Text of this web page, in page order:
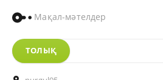
Мақал-мәтелдер
ТОЛЫҚ